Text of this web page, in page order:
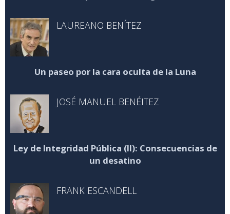
LAUREANO BENÍTEZ
Un paseo por la cara oculta de la Luna
JOSÉ MANUEL BENÉITEZ
Ley de Integridad Pública (II): Consecuencias de
un desatino
FRANK ESCANDELL